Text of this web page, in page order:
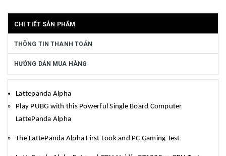
CHI TIẾT SẢN PHẨM
THÔNG TIN THANH TOÁN
HƯỚNG DẪN MUA HÀNG
Lattepanda Alpha
Play PUBG with this Powerful Single Board Computer
LattePanda Alpha
The LattePanda Alpha First Look and PC Gaming Test